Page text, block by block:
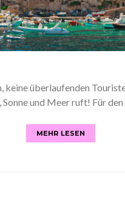
überlaufenden
und Meer ruft! Für
MEHR LESEN